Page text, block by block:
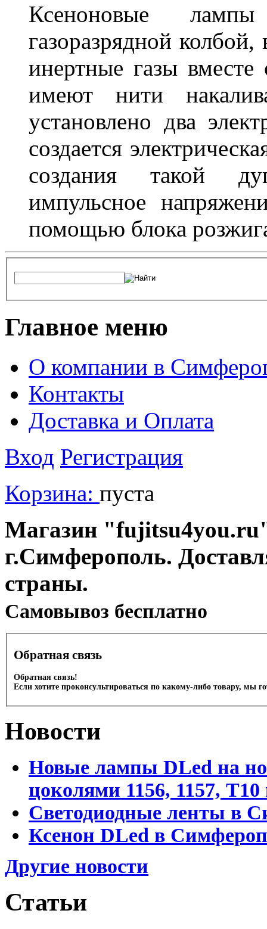
Ксеноновые
газоразрядной
инертные газы
имеют нити
установлено два
создается
создания такой
импульсное
помощью блока
Главное меню
О компании в
Контакты
Доставка и Оплата
Вход Регистрация
Корзина: пуста
Магазин
г.Симферополь.
страны.
Cамовывоз бесплатно
Обратная связь
Обратная связь!
Если хотите проконсультироваться по какому-либо товару, мы
Новости
Новые лампы DLed на
цоколями 1156, 1157,
Светодиодные ленты в
Ксенон DLed в
Другие новости
Статьи